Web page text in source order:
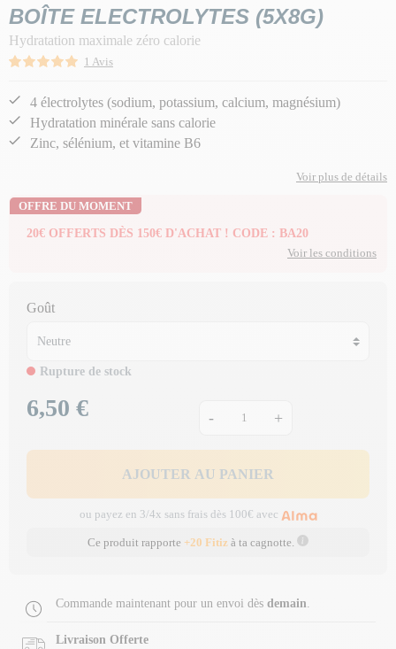
BOÎTE ELECTROLYTES (5X8G)
Hydratation maximale zéro calorie
1 Avis
4 électrolytes (sodium, potassium, calcium, magnésium)
Hydratation minérale sans calorie
Zinc, sélénium, et vitamine B6
Voir plus de détails
OFFRE DU MOMENT
20€ OFFERTS DÈS 150€ D'ACHAT ! CODE : BA20
Voir les conditions
Goût
Rupture de stock
Prix
6,50 € - +
AJOUTER AU PANIER
ou payez en 3/4x sans frais dès 100€ avec
Ce produit rapporte +20 Fitiz à ta cagnotte.
Commande maintenant pour un envoi dès demain.
Livraison Offerte